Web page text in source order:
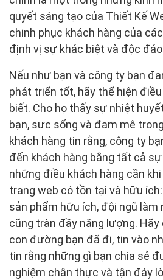
quyết sáng tạo của Thiết Kế
chinh phục khách hàng của
định vị sự khác biệt và độc
Nếu như bạn và công ty bạn
phát triển tốt, hãy thể hiện
biết. Cho họ thấy sự nhiệt
bạn, sưc sống và đam mê
khách hàng tin rằng, công ty
đến khách hàng bằng tất cả
những điều khách hàng cần
trang web có tồn tại và hữu
sản phẩm hữu ích, đội ngũ làm
cũng tràn đầy năng lượng.
con đường bạn đã đi, tin vào
tin rằng những gì bạn chia sẻ
nghiệm chân thực và tận đáy